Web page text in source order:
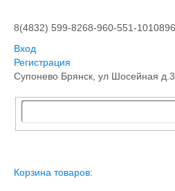
8(4832) 599-8268-960-551-1010
Вход
Регистрация
Супонево Брянск, ул Шосейная
Корзина товаров: